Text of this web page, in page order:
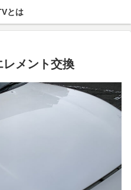
とは
レメント交換